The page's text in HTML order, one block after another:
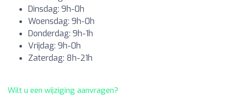
Dinsdag: 9h-0h
Woensdag: 9h-0h
Donderdag: 9h-1h
Vrijdag: 9h-0h
Zaterdag: 8h-21h
Wilt u een wijziging aanvragen?